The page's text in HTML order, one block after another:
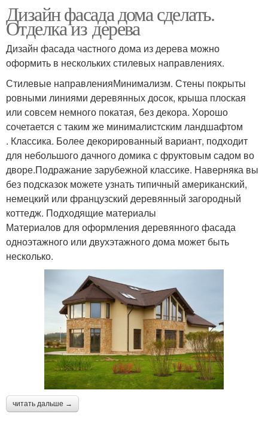
Дизайн фасада дома сделать.
Отделка из дерева
Дизайн фасада частного дома из дерева можно
оформить в нескольких стилевых направлениях.
Стилевые направленияМинимализм. Стены покрыты
ровными линиями деревянных досок, крыша плоская
или совсем немного покатая, без декора. Хорошо
сочетается с таким же минималистским ландшафтом
. Классика. Более декорированный вариант, подходит
для небольшого дачного домика с фруктовым садом во
дворе.Подражание зарубежной классике. Наверняка вы
без подсказок можете узнать типичный американский,
немецкий или французский деревянный загородный
коттедж. Подходящие материалы
Материалов для оформления деревянного фасада
одноэтажного или двухэтажного дома может быть
несколько.
читать дальше →